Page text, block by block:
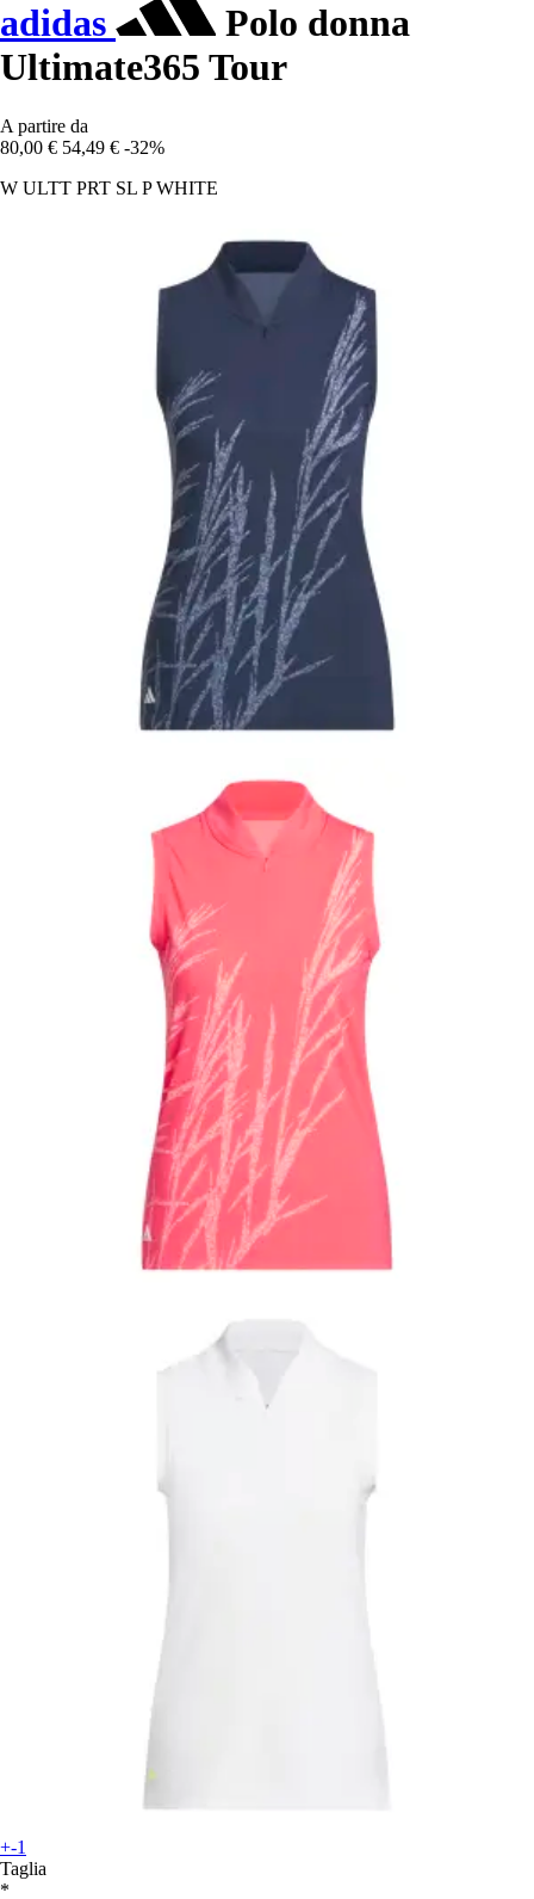
adidas
Polo donna
Ultimate365 Tour
A partire da
80,00 € 54,49 € -32%
W ULTT PRT SL P WHITE
+-1
Taglia
*